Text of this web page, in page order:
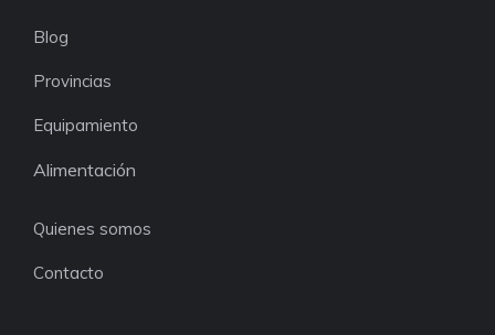
Blog
Provincias
Equipamiento
Alimentación
Quienes somos
Contacto